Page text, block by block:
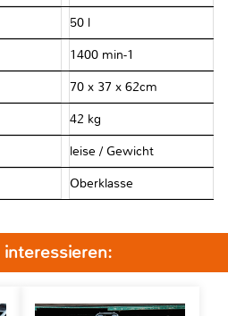
50 l
1400 min-1
70 x 37 x 62cm
42 kg
leise / Gewicht
Oberklasse
interessieren: